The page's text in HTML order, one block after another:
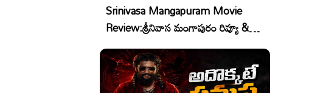
Srinivasa Mangapuram Movie
Review:శ్రీనివాస మంగాపురం రివ్యూ &
రేటింగ్